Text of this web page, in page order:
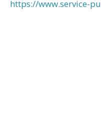
https://www.service-